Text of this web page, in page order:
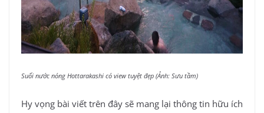
Suối nước nóng Hottarakashi có view tuyệt đẹp (Ảnh: Sưu tầm)
Hy vọng bài viết trên đây sẽ mang lại thông tin hữu ích